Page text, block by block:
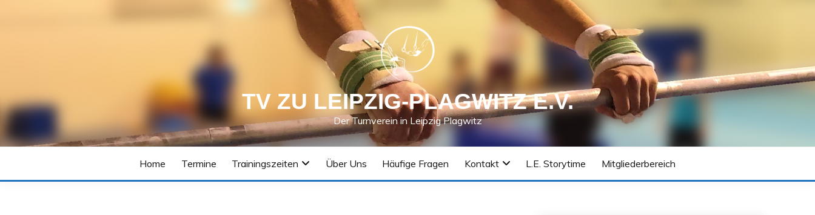
TV ZU LEIPZIG-PLAGWITZ E.V.
Der Turnverein in Leipzig Plagwitz
Home Termine Trainingszeiten Über Uns Häufige Fragen Kontakt L.E. Storytime Mitgliederbereich